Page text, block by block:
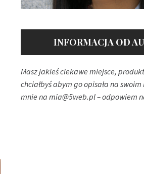
INFORMACJA OD
Masz jakieś ciekawe miejsce,
chciałbyś abym go opisała na
mnie na mia@5web.pl– odpowiem